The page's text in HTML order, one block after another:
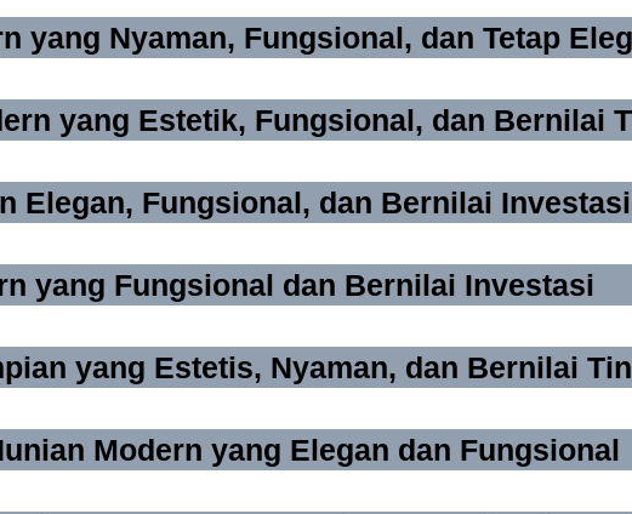
yang Nyaman, Fungsional, dan Tetap
yang Estetik, Fungsional, dan Bernilai
Elegan, Fungsional, dan Bernilai
yang Fungsional dan Bernilai Investasi
yang Estetis, Nyaman, dan Bernilai
Modern yang Elegan dan Fungsional